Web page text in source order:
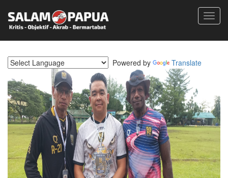
Powered by Translate